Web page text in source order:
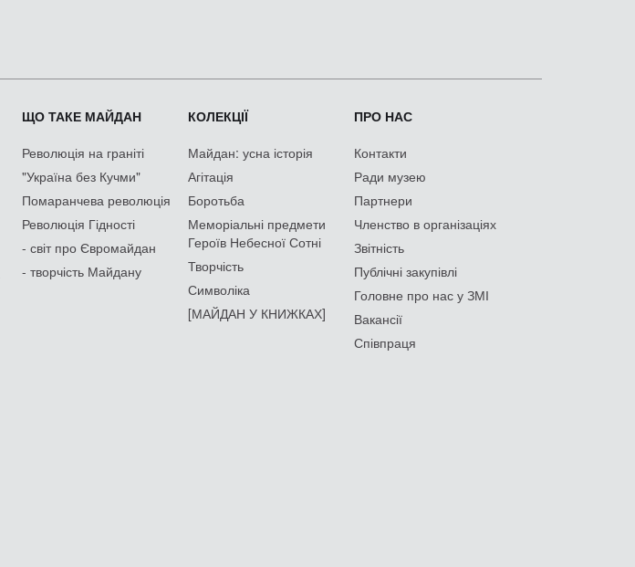
ЩО ТАКЕ МАЙДАН
Революція на граніті
"Україна без Кучми"
Помаранчева революція
Революція Гідності
- світ про Євромайдан
- творчість Майдану
КОЛЕКЦІЇ
Майдан: усна історія
Агітація
Боротьба
Меморіальні предмети
Героїв Небесної Сотні
Творчість
Символіка
[МАЙДАН У КНИЖКАХ]
ПРО НАС
Контакти
Ради музею
Партнери
Членство в організаціях
Звітність
Публічні закупівлі
Головне про нас у ЗМІ
Вакансії
Співпраця